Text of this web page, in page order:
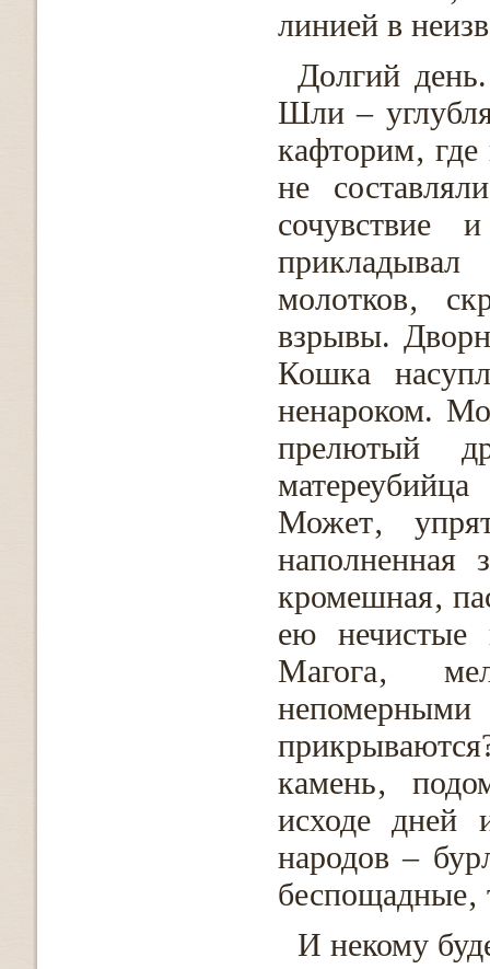
линией в
Долгий
Шли –
кафторим‚
не
сочувствие
молотков‚
взрывы.
Кошка
ненароком.
прелютый
Может‚
наполненная
кромешная‚
ею нечистые
Магога‚
камень‚
исходе дней
народов –
беспощадные‚
И некому